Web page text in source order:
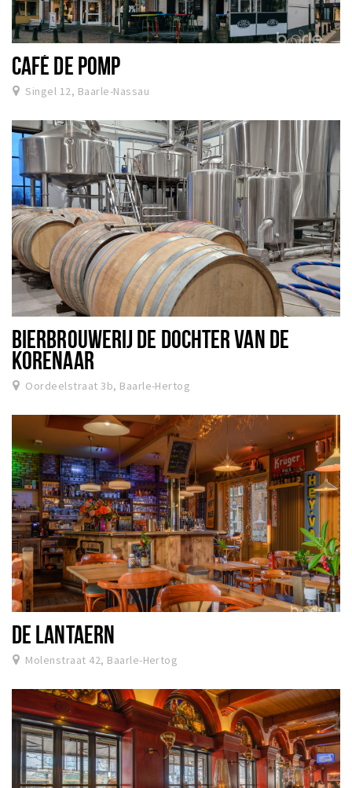
CAFÉ DE POMP
Singel 12, Baarle-Nassau
BIERBROUWERIJ DE DOCHTER VAN DE
KORENAAR
Oordeelstraat 3b, Baarle-Hertog
DE LANTAERN
Molenstraat 42, Baarle-Hertog